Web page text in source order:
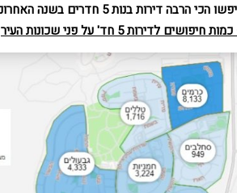
דירות בנות 5 חדרים בשנה האחרונה
לדירות 5 חד' על פני שכונות העיר